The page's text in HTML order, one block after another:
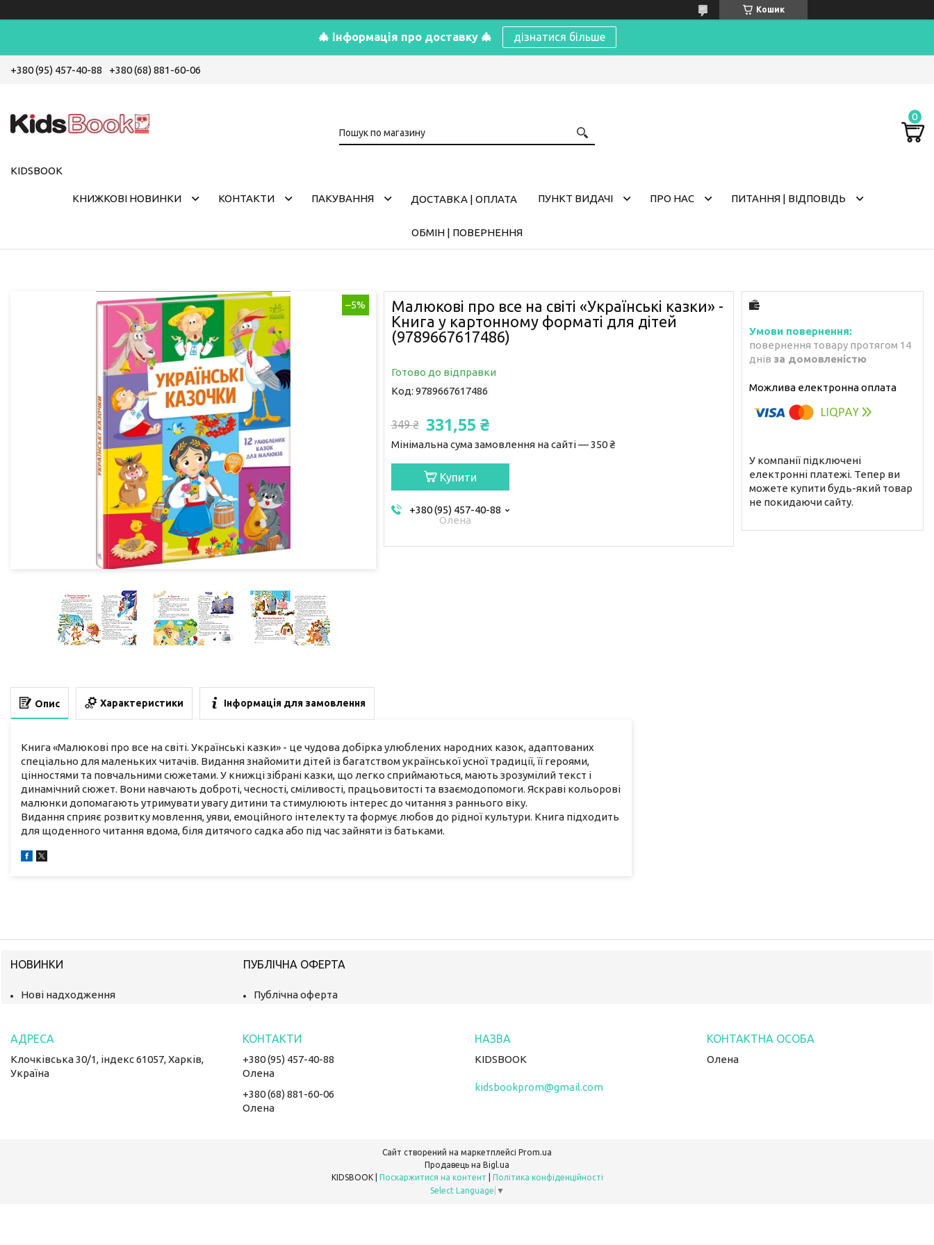
Кошик
🎄 Інформація про доставку 🎄 дізнатися більше
+380 (95) 457-40-88 +380 (68) 881-60-06
KIDSBOOK
КНИЖКОВІ НОВИНКИ КОНТАКТИ ПАКУВАННЯ ДОСТАВКА | ОПЛАТА ПУНКТ ВИДАЧІ ПРО НАС ПИТАННЯ | ВІДПОВІДЬ
ОБМІН | ПОВЕРНЕННЯ
–5%
Малюкові про все на світі «Українські казки» -
Книга у картонному форматі для дітей
(9789667617486)
Готово до відправки
Код: 9789667617486
349 ₴ 331,55 ₴
Мінімальна сума замовлення на сайті — 350 ₴
Купити
+380 (95) 457-40-88
Олена
повернення товару протягом 14
днів за домовленістю
У компанії підключені
електронні платежі. Тепер ви
можете купити будь-який товар
не покидаючи сайту.
Опис Характеристики Інформація для замовлення
Книга «Малюкові про все на світі. Українські казки» - це чудова добірка улюблених народних казок, адаптованих
спеціально для маленьких читачів. Видання знайомити дітей із багатством української усної традиції, її героями,
цінностями та повчальними сюжетами. У книжці зібрані казки, що легко сприймаються, мають зрозумілий текст і
динамічний сюжет. Вони навчають доброті, чесності, сміливості, працьовитості та взаємодопомоги. Яскраві кольорові
малюнки допомагають утримувати увагу дитини та стимулюють інтерес до читання з раннього віку.
Видання сприяє розвитку мовлення, уяви, емоційного інтелекту та формує любов до рідної культури. Книга підходить
для щоденного читання вдома, біля дитячого садка або під час зайняти із батьками.
НОВИНКИ
Нові надходження
ПУБЛІЧНА ОФЕРТА
Публічна оферта
Клочківська 30/1, індекс 61057, Харків,
Україна
+380 (95) 457-40-88
Олена
+380 (68) 881-60-06
Олена
KIDSBOOK
kidsbookprom@gmail.com
Олена
Сайт створений на маркетплейсі Prom.ua
Продавець на Bigl.ua
Поскаржитися на контент
Політика конфіденційності
Select Language ▼